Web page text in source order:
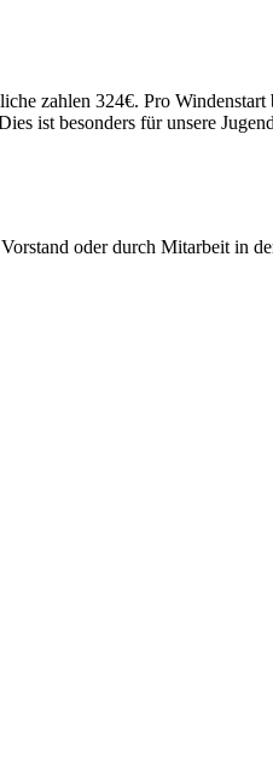
zahlen 324€. Pro
ist besonders für unsere
oder durch Mitarbeit in